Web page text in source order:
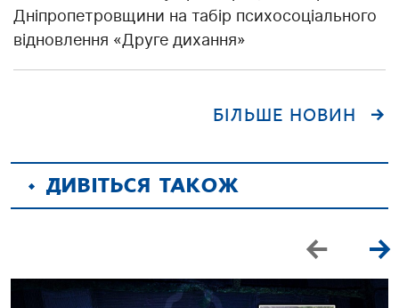
Дніпропетровщини на табір психосоціального
відновлення «Друге дихання»
БІЛЬШЕ НОВИН
ДИВІТЬСЯ ТАКОЖ